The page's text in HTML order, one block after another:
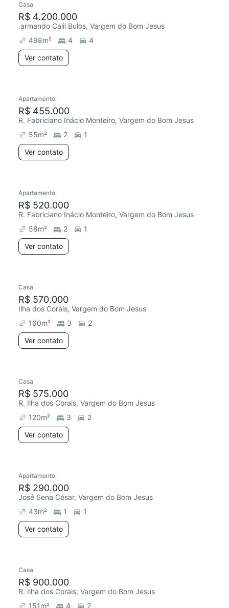
Casa
R$ 4.200.000
.armando Calil Bulos, Vargem do Bom Jesus
498m² 4
4
Ver contato
Apartamento
R$ 455.000
R. Fabriciano Inácio Monteiro, Vargem do Bom Jesus
55m² 2
1
Ver contato
Apartamento
R$ 520.000
R. Fabriciano Inácio Monteiro, Vargem do Bom Jesus
58m² 2
1
Ver contato
Casa
R$ 570.000
Ilha dos Corais, Vargem do Bom Jesus
160m² 3
2
Ver contato
Casa
R$ 575.000
R. Ilha dos Corais, Vargem do Bom Jesus
120m² 3
2
Ver contato
Apartamento
R$ 290.000
José Sena César, Vargem do Bom Jesus
43m² 1
1
Ver contato
Casa
R$ 900.000
R. Ilha dos Corais, Vargem do Bom Jesus
151m² 4 2